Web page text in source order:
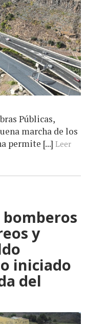
Públicas,
marcha de los
permite [...] Leer
bomberos
y
iniciado
del